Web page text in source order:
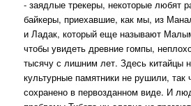
- заядлые трекеры, некоторые любят
байкеры, приехавшие, как мы, из
и Ладак, который еще называют
чтобы увидеть древние гомпы,
тысячу с лишним лет. Здесь китайцы
культурные памятники не рушили, так
сохранено в первозданном виде. И